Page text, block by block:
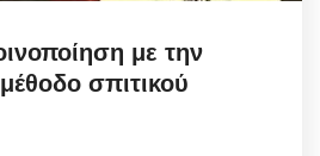
με την
σπιτικού